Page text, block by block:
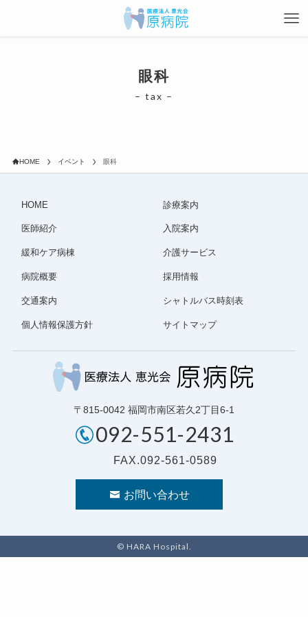
眼科
– tax –
HOME イベント 眼科
HOME 診療案内
医師紹介 入院案内
緩和ケア病棟 介護サービス
病院概要 採用情報
交通案内 シャトルバス時刻表
個人情報保護方針 サイトマップ
〒815-0042 福岡市南区若久2丁目6-1
092-551-2431
FAX.092-561-0589
お問い合わせ
© HARA Hospital.